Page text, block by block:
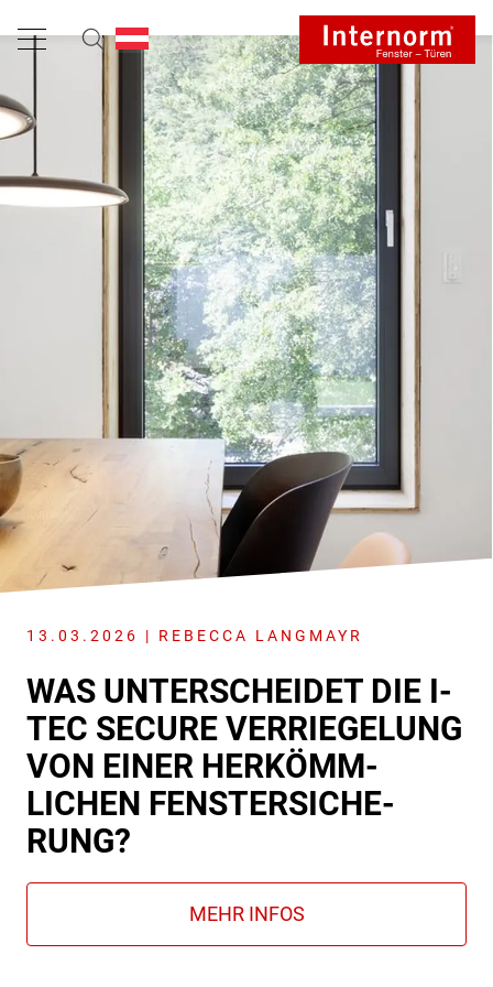
13.03.2026 | REBECCA LANGMAYR
WAS UNTER­SCHEIDET DIE I-
TEC SECURE VER­RIEGE­LUNG
VON EINER HER­KÖMM­
LICHEN FENSTER­­SICHE­
RUNG?